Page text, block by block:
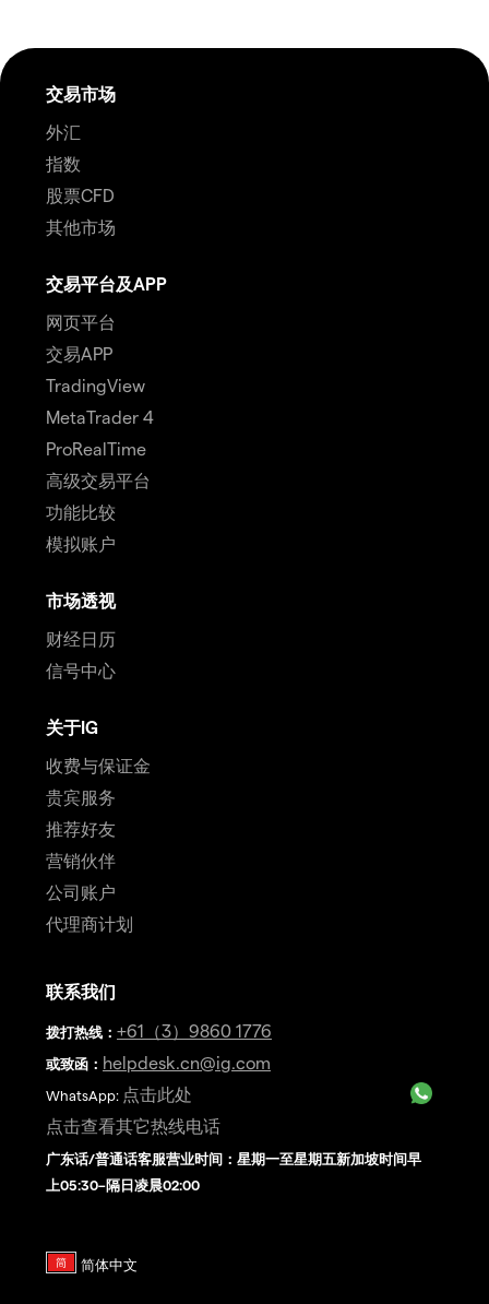
交易市场
外汇
指数
股票CFD
其他市场
交易平台及APP
网页平台
交易APP
TradingView
MetaTrader 4
ProRealTime
高级交易平台
功能比较
模拟账户
市场透视
财经日历
信号中心
关于IG
收费与保证金
贵宾服务
推荐好友
营销伙伴
公司账户
代理商计划
联系我们
拨打热线 ： +61（3）9860 1776
或致函： helpdesk.cn@ig.com
WhatsApp: 点击此处
点击查看其它热线电话
广东话/普通话客服营业时间：星期一至星期五新加坡时间早
上05:30–隔日凌晨02:00